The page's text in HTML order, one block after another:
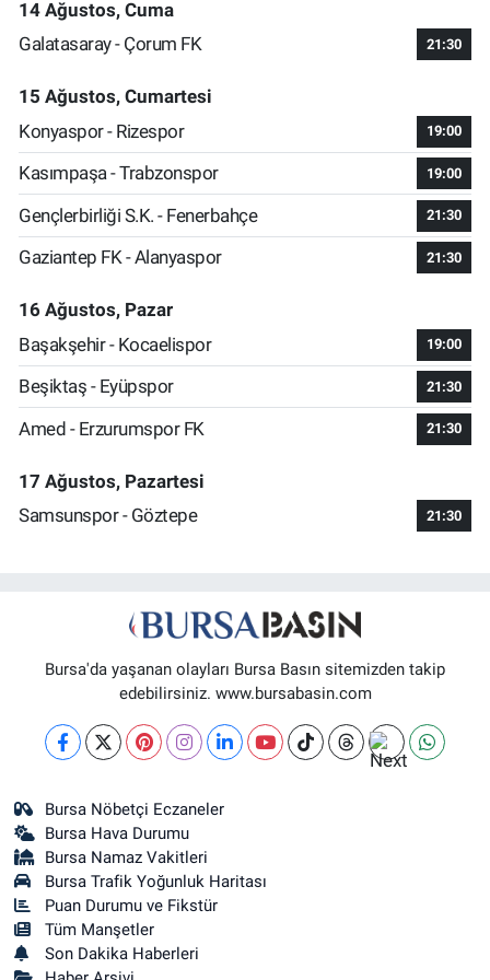
14 Ağustos, Cuma
Galatasaray - Çorum FK
21:30
15 Ağustos, Cumartesi
Konyaspor - Rizespor
19:00
Kasımpaşa - Trabzonspor 19:00
Gençlerbirliği S.K. - Fenerbahçe 21:30
Gaziantep FK - Alanyaspor 21:30
16 Ağustos, Pazar
Başakşehir - Kocaelispor
19:00
Beşiktaş - Eyüpspor 21:30
Amed - Erzurumspor FK 21:30
17 Ağustos, Pazartesi
Samsunspor - Göztepe
21:30
Bursa'da yaşanan olayları Bursa Basın sitemizden takip
edebilirsiniz. www.bursabasin.com
Bursa Nöbetçi Eczaneler
Bursa Hava Durumu
Bursa Namaz Vakitleri
Bursa Trafik Yoğunluk Haritası
Puan Durumu ve Fikstür
Tüm Manşetler
Son Dakika Haberleri